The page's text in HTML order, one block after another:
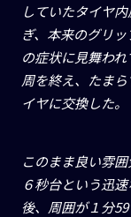
していたタイヤ
ぎ、本来のグリ
の症状に見舞わ
周を終え、たま
イヤに交換した。
このまま良い雰
６秒台という迅
後、周囲が１分59